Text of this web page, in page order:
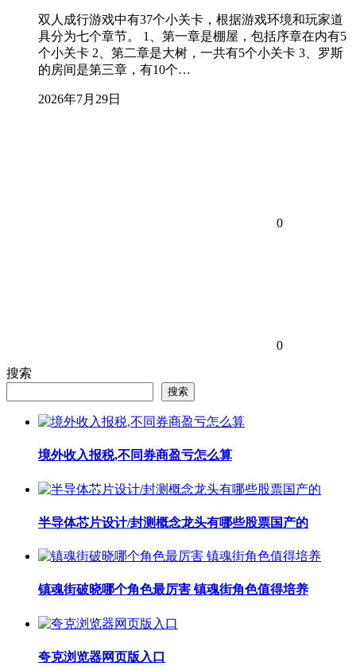
双人成行游戏中有37个小关卡，根据游戏环境和玩家道
具分为七个章节。 1、第一章是棚屋，包括序章在内有5
个小关卡 2、第二章是大树，一共有5个小关卡 3、罗斯
的房间是第三章，有10个…
2026年7月29日
0
0
搜索
搜索
境外收入报税,不同券商盈亏怎么算
半导体芯片设计/封测概念龙头有哪些股票国产的
镇魂街破晓哪个角色最厉害 镇魂街角色值得培养
夸克浏览器网页版入口